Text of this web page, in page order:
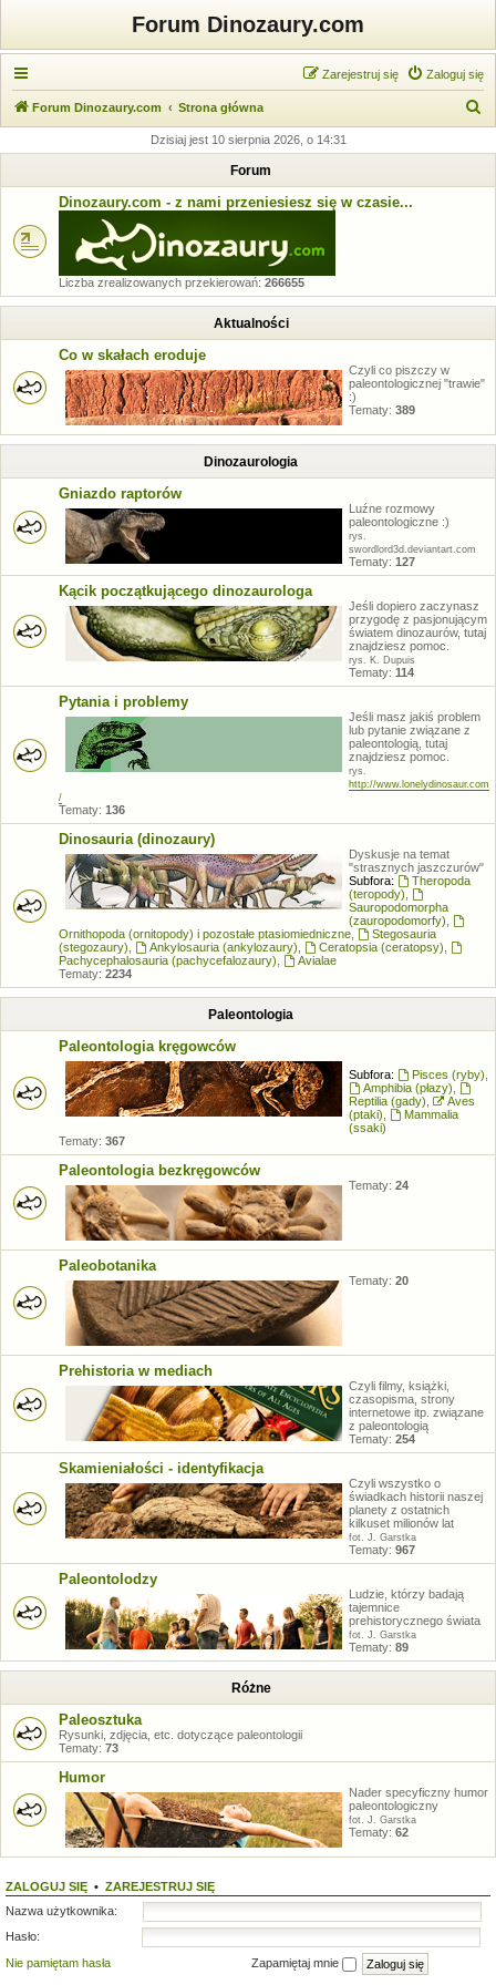
Forum Dinozaury.com
Zaloguj się
Zarejestruj się
Forum Dinozaury.com Strona główna
k
Dzisiaj jest 10 sierpnia 2026, o 14:31
Forum
Dinozaury.com - z nami przeniesiesz się w czasie...
Liczba zrealizowanych przekierowań: 266655
Aktualności
Co w skałach eroduje
Czyli co piszczy w
paleontologicznej "trawie"
:)
Tematy: 389
Dinozaurologia
Gniazdo raptorów
Luźne rozmowy
paleontologiczne :)
rys.
swordlord3d.deviantart.com
Tematy: 127
Kącik początkującego dinozaurologa
Jeśli dopiero zaczynasz
przygodę z pasjonującym
światem dinozaurów, tutaj
znajdziesz pomoc.
rys. K. Dupuis
Tematy: 114
Pytania i problemy
Jeśli masz jakiś problem
lub pytanie związane z
paleontologią, tutaj
znajdziesz pomoc.
rys.
http://www.lonelydinosaur.com
/
Tematy: 136
Dinosauria (dinozaury)
Dyskusje na temat
"strasznych jaszczurów"
Subfora:
Theropoda
(teropody)
Sauropodomorpha
(zauropodomorfy)
Ornithopoda (ornitopody) i pozostałe ptasiomiedniczne
Stegosauria
(stegozaury)
Ankylosauria (ankylozaury) Ceratopsia (ceratopsy)
Pachycephalosauria (pachycefalozaury)
Avialae
Tematy: 2234
Paleontologia
Paleontologia kręgowców
Subfora: Pisces (ryby)
Amphibia (płazy)
Reptilia (gady)
Aves
(ptaki)
Mammalia
(ssaki)
Tematy: 367
Paleontologia bezkręgowców
Tematy: 24
Paleobotanika
Tematy: 20
Prehistoria w mediach
Czyli filmy, książki,
czasopisma, strony
internetowe itp. związane
z paleontologią
Tematy: 254
Skamieniałości - identyfikacja
Czyli wszystko o
świadkach historii naszej
planety z ostatnich
kilkuset milionów lat
fot. J. Garstka
Tematy: 967
Paleontolodzy
Ludzie, którzy badają
tajemnice
prehistorycznego świata
fot. J. Garstka
Tematy: 89
Różne
Paleosztuka
Rysunki, zdjęcia, etc. dotyczące paleontologii
Tematy: 73
Humor
Nader specyficzny humor
paleontologiczny
fot. J. Garstka
Tematy: 62
ZALOGUJ SIĘ • ZAREJESTRUJ SIĘ
Nazwa użytkownika:
Hasło:
Nie pamiętam hasła
Zapamiętaj mnie